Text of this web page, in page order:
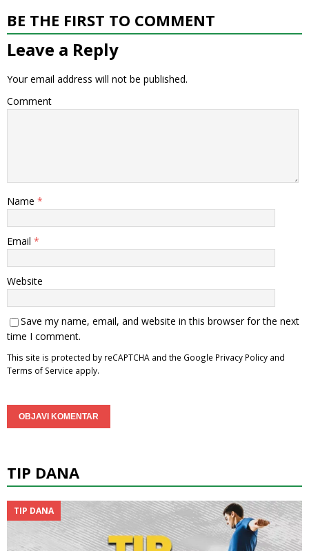
BE THE FIRST TO COMMENT
Leave a Reply
Your email address will not be published.
Comment
Name *
Email *
Website
Save my name, email, and website in this browser for the next
time I comment.
This site is protected by reCAPTCHA and the Google Privacy Policy and
Terms of Service apply.
TIP DANA
TIP DANA